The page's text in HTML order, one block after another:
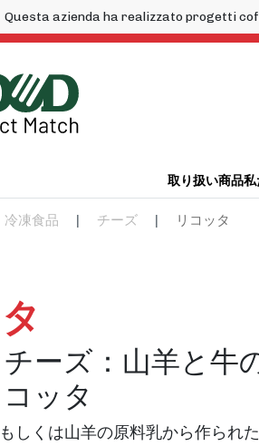
Questa azienda ha realizzato progetti
取り扱い商品私
冷凍食品 | チーズ | リコッタ
ーズ：山羊と牛
ッタ
しくは山羊の原料乳から作られ